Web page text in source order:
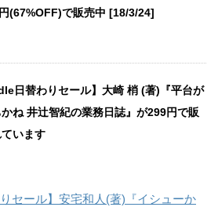
(67%OFF)で販売中 [18/3/24]
日替わりセール】大崎 梢 (著)『平台が
ね 井辻智紀の業務日誌』が299円で販
います
りセール】安宅和人(著)『イシューか